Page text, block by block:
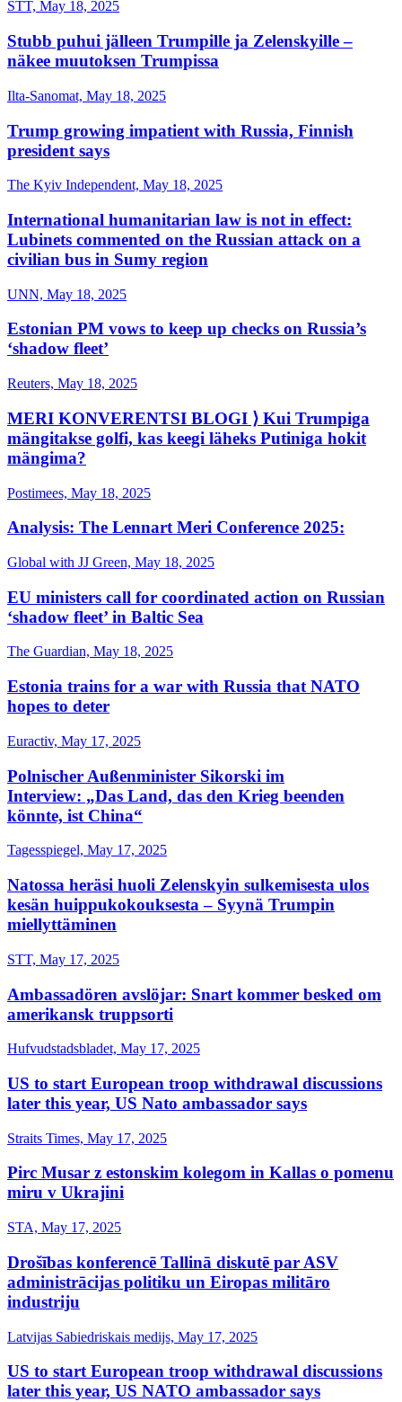
STT, May 18, 2025
Stubb puhui jälleen Trumpille ja Zelenskyille –
näkee muutoksen Trumpissa
Ilta-Sanomat, May 18, 2025
Trump growing impatient with Russia, Finnish
president says
The Kyiv Independent, May 18, 2025
International humanitarian law is not in effect:
Lubinets commented on the Russian attack on a
civilian bus in Sumy region
UNN, May 18, 2025
Estonian PM vows to keep up checks on Russia’s
‘shadow fleet’
Reuters, May 18, 2025
MERI KONVERENTSI BLOGI ⟩ Kui Trumpiga
mängitakse golfi, kas keegi läheks Putiniga hokit
mängima?
Postimees, May 18, 2025
Analysis: The Lennart Meri Conference 2025:
Global with JJ Green, May 18, 2025
EU ministers call for coordinated action on Russian
‘shadow fleet’ in Baltic Sea
The Guardian, May 18, 2025
Estonia trains for a war with Russia that NATO
hopes to deter
Euractiv, May 17, 2025
Polnischer Außenminister Sikorski im
Interview: „Das Land, das den Krieg beenden
könnte, ist China“
Tagesspiegel, May 17, 2025
Natossa heräsi huoli Zelenskyin sulkemisesta ulos
kesän huippukokouksesta – Syynä Trumpin
miellyttäminen
STT, May 17, 2025
Ambassadören avslöjar: Snart kommer besked om
amerikansk truppsorti
Hufvudstadsbladet, May 17, 2025
US to start European troop withdrawal discussions
later this year, US Nato ambassador says
Straits Times, May 17, 2025
Pirc Musar z estonskim kolegom in Kallas o pomenu
miru v Ukrajini
STA, May 17, 2025
Drošības konferencē Tallinā diskutē par ASV
administrācijas politiku un Eiropas militāro
industriju
Latvijas Sabiedriskais medijs, May 17, 2025
US to start European troop withdrawal discussions
later this year, US NATO ambassador says